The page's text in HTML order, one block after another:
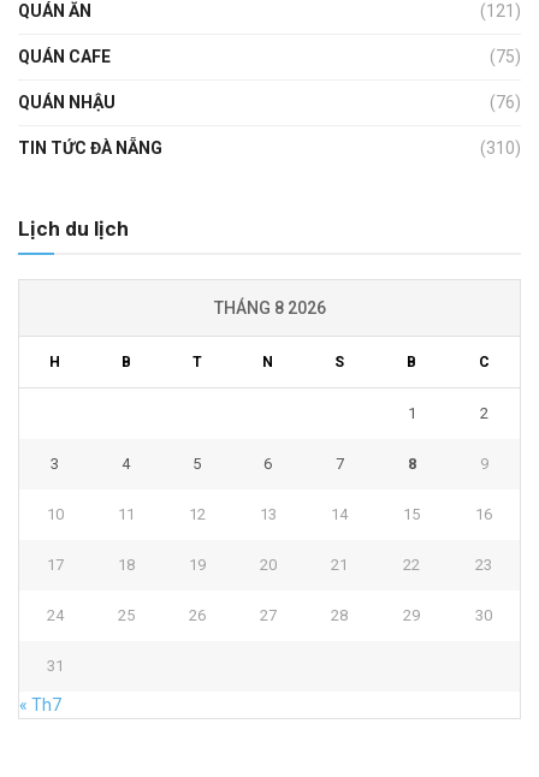
QUÁN ĂN (121)
QUÁN CAFE (75)
QUÁN NHẬU (76)
TIN TỨC ĐÀ NẴNG (310)
Lịch du lịch
THÁNG 8 2026
H B T N S B C
1 2
3 4 5 6 7 8 9
10 11 12 13 14 15 16
17 18 19 20 21 22 23
24 25 26 27 28 29 30
31
« Th7